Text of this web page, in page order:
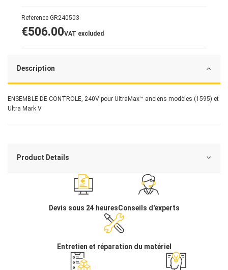
Reference GR240503
€506.00VAT excluded
Description
ENSEMBLE DE CONTROLE, 240V pour UltraMax™ anciens modèles (1595) et
Ultra Mark V
Product Details
Devis sous 24 heuresConseils d'experts
Entretien et réparation du matériel